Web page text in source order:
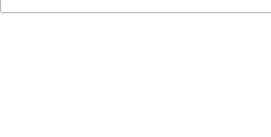
financiering